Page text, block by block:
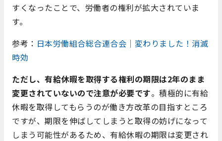
すくなったことで、労働者の権利が拡大されていま
す。
参考： 日本労働組合総合連合会｜変わりました！消滅
時効
ただし、有給休暇を取得する権利の期限は2年のまま
変更されていないので注意が必要です。積極的に有給
休暇を取得してもらうのが働き方改革の目指すところ
ですが、期限を伸ばしてしまうと取得の妨げになって
しまう可能性があるため、有給休暇の期限は変更され